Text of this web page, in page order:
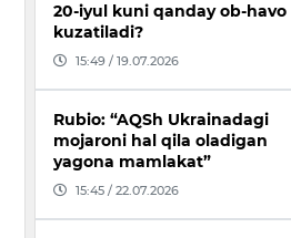
20-iyul kuni qanday ob-havo
kuzatiladi?
15:49 / 19.07.2026
Rubio: “AQSh Ukrainadagi
mojaroni hal qila oladigan
yagona mamlakat”
15:45 / 22.07.2026